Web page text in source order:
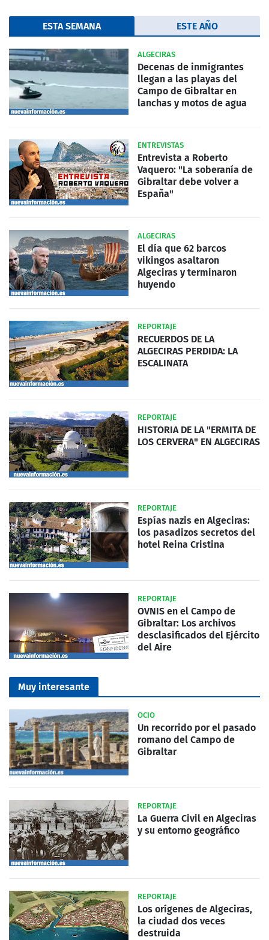
ESTA SEMANA ESTE AÑO
ALGECIRAS
Decenas de inmigrantes
llegan a las playas del
Campo de Gibraltar en
lanchas y motos de agua
ENTREVISTAS
Entrevista a Roberto
Vaquero: "La soberanía de
Gibraltar debe volver a
España"
ALGECIRAS
El día que 62 barcos
vikingos asaltaron
Algeciras y terminaron
huyendo
REPORTAJE
RECUERDOS DE LA
ALGECIRAS PERDIDA: LA
ESCALINATA
REPORTAJE
HISTORIA DE LA "ERMITA DE
LOS CERVERA" EN ALGECIRAS
REPORTAJE
Espías nazis en Algeciras:
los pasadizos secretos del
hotel Reina Cristina
REPORTAJE
OVNIS en el Campo de
Gibraltar: Los archivos
desclasificados del Ejército
del Aire
Muy interesante
OCIO
Un recorrido por el pasado
romano del Campo de
Gibraltar
REPORTAJE
La Guerra Civil en Algeciras
y su entorno geográfico
REPORTAJE
Los orígenes de Algeciras,
la ciudad dos veces
destruida